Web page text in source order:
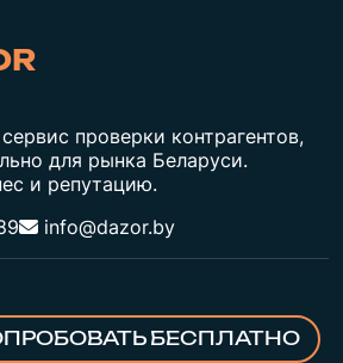
проверки контрагентов,
для рынка Беларуси.
и репутацию.
info@dazor.by
БЕСПЛАТНО